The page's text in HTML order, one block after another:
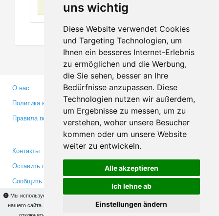
uns wichtig
Diese Website verwendet Cookies
und Targeting Technologien, um
Ihnen ein besseres Internet-Erlebnis
zu ermöglichen und die Werbung,
die Sie sehen, besser an Ihre
Bedürfnisse anzupassen. Diese
Technologien nutzen wir außerdem,
um Ergebnisse zu messen, um zu
verstehen, woher unsere Besucher
kommen oder um unsere Website
weiter zu entwickeln.
Alle akzeptieren
Ich lehne ab
Einstellungen ändern
Мы используем cookies для того, чтобы Вы могли использовать весь функционал
нашего сайта. На
Вы сможете узнать подробности и, при желании,
О нас
Политика конфиденциальности
Правила пользования
Партнерам
Инвесторам
Медиа
Контакты
Оставить отзыв
Сообщить об ошибке
Facebook
Twitter
YouTube
Google+